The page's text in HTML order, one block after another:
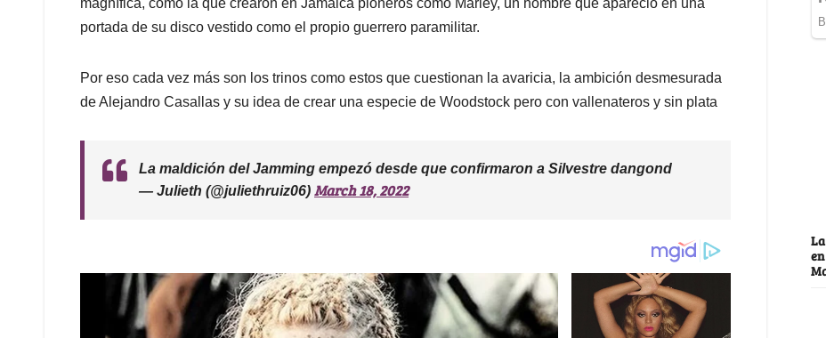
portada de su disco vestido como el propio guerrero paramilitar.
Por eso cada vez más son los trinos como estos que cuestionan la avaricia, la ambición desmesurada
de Alejandro Casallas y su idea de crear una especie de Woodstock pero con vallenateros y sin plata
La maldición del Jamming empezó desde que confirmaron a Silvestre dangond
— Julieth (@juliethruiz06) March 18, 2022